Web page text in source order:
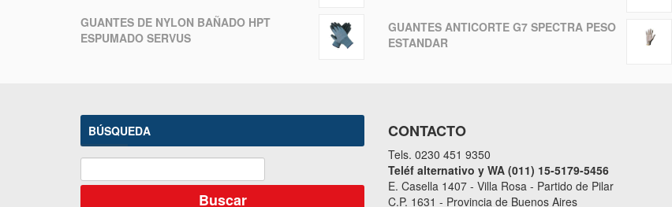
GUANTES DE NYLON BAÑADO HPT
ESPUMADO SERVUS
GUANTES ANTICORTE G7 SPECTRA PESO
ESTANDAR
BÚSQUEDA CONTACTO
Tels. 0230 451 9350
Teléf alternativo y WA (011) 15-5179-5456
E. Casella 1407 - Villa Rosa - Partido de Pilar
C.P. 1631 - Provincia de Buenos Aires